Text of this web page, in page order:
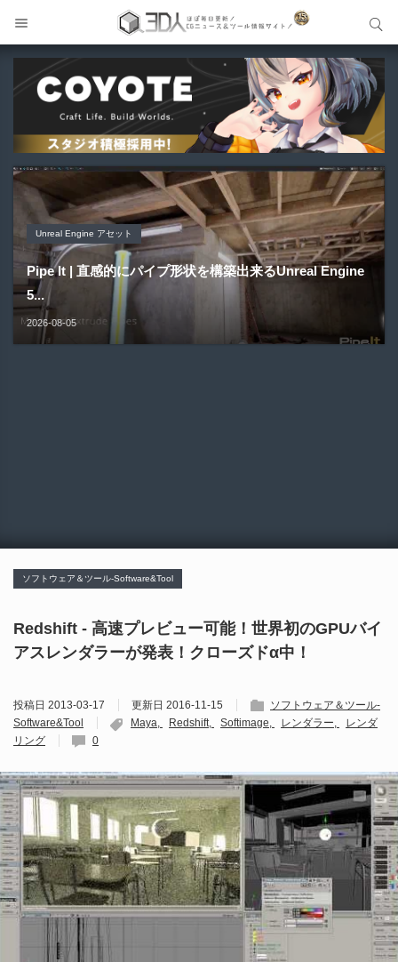
Unreal Engine アセット
Pipe It | 直感的にパイプ形状を構築出来るUnreal Engine
5...
2026-08-05
Unreal Engine アセット
Directive Utilities | ブループリントライブラリやエディタ
ス...
2026-08-03
Unity 本
Unityエフェクトレシピブック パーツを組み合わせて作れ
る | ktk.kum...
2026-08-03
アセット-Asset
SiroinoSotai | 完全無料＆CC0 で商用利用OKなVRChat
向け...
2026-08-02
Blender アドオン
Bioform | 現役臨床医の3DCGアーティストが実際の解剖
学に基づいて構築...
2026-08-01
ソフトウェア＆ツール-Software&Tool
Redshift - 高速プレビュー可能！世界初のGPUバイ
アスレンダラーが発表！クローズドα中！
投稿日 2013-03-17 更新日 2016-11-15
ソフトウェア＆ツール-
Software&Tool
Maya Redshift Softimage レンダラー
レンダ
リング
0
サイト内検索